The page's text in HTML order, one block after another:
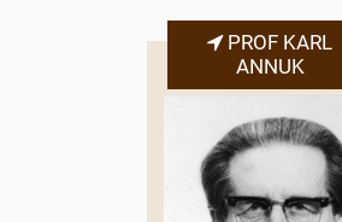
PROF KARL
ANNUK